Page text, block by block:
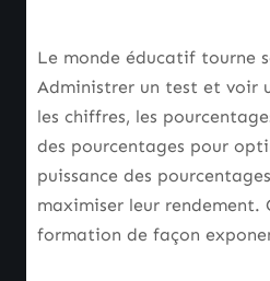
Le monde éducatif tourne
Administrer un test et voir
les chiffres, les
des pourcentages pour
puissance des
maximiser leur
formation de façon